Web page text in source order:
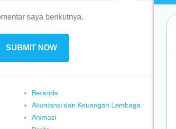
saya berikutnya.
Beranda
Akuntansi dan Keuangan Lembaga
Animasi